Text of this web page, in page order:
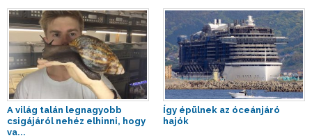
A világ talán legnagyobb
csigájáról nehéz elhinni, hogy
va...
Így épülnek az óceánjáró
hajók